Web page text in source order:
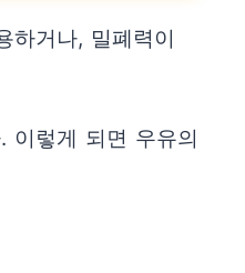
하거나, 밀폐력이
이렇게 되면 우유의